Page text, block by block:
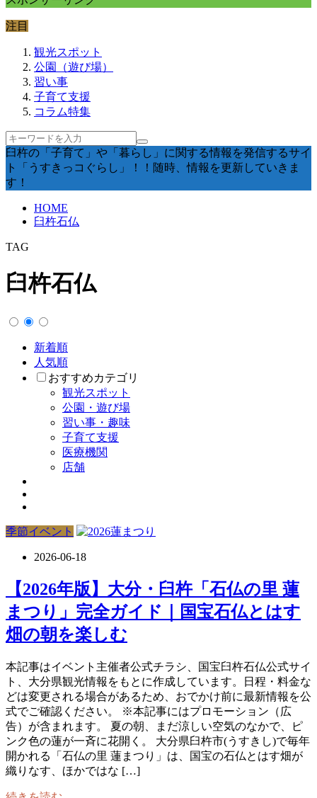
注目
観光スポット
公園（遊び場）
習い事
子育て支援
コラム特集
臼杵の「子育て」や「暮らし」に関する情報を発信するサイ
ト「うすきっコぐらし」！！随時、情報を更新していきま
す！
HOME
臼杵石仏
TAG
臼杵石仏
新着順
人気順
おすすめカテゴリ
観光スポット
公園・遊び場
習い事・趣味
子育て支援
医療機関
店舗
季節イベント
2026-06-18
【2026年版】大分・臼杵「石仏の里 蓮
まつり」完全ガイド｜国宝石仏とはす
畑の朝を楽しむ
本記事はイベント主催者公式チラシ、国宝臼杵石仏公式サイ
ト、大分県観光情報をもとに作成しています。日程・料金な
どは変更される場合があるため、おでかけ前に最新情報を公
式でご確認ください。 ※本記事にはプロモーション（広
告）が含まれます。 夏の朝、まだ涼しい空気のなかで、ピ
ンク色の蓮が一斉に花開く。 大分県臼杵市(うすきし)で毎年
開かれる「石仏の里 蓮まつり」は、国宝の石仏とはす畑が
織りなす、ほかではな […]